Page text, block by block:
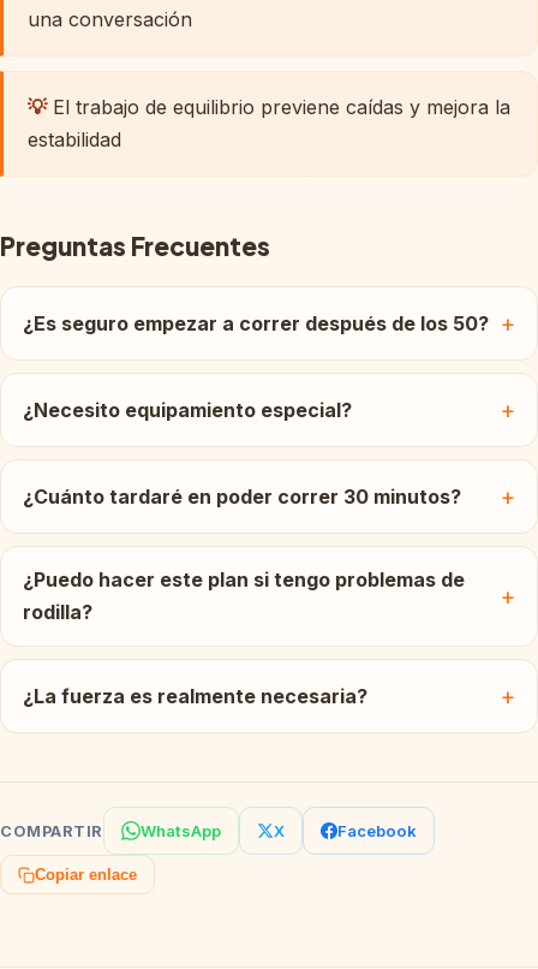
una conversación
💡El trabajo de equilibrio previene caídas y mejora la
estabilidad
Preguntas Frecuentes
¿Es seguro empezar a correr después de los 50?
¿Necesito equipamiento especial?
¿Cuánto tardaré en poder correr 30 minutos?
¿Puedo hacer este plan si tengo problemas de
rodilla?
¿La fuerza es realmente necesaria?
COMPARTIR WhatsApp X Facebook
Copiar enlace